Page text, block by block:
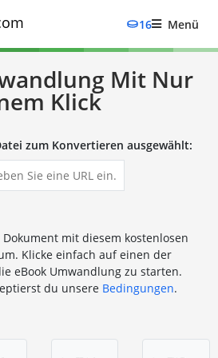
16 Menü
Mit Nur
Klick
zum Konvertieren ausgewählt:
mit diesem kostenlosen
Klicke einfach auf einen der
eBook Umwandlung zu starten.
du unsere Bedingungen.